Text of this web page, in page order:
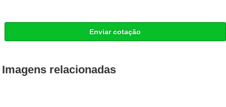
Enviar cotação
Imagens relacionadas